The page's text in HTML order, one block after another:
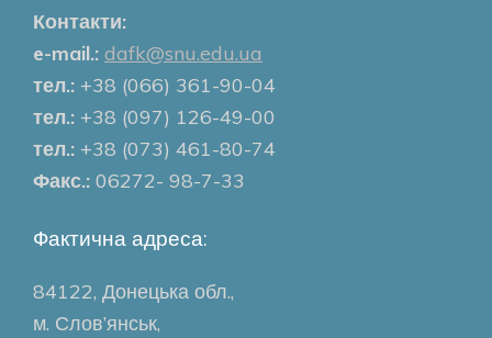
Контакти:
e-mail.: dafk@snu.edu.ua
тел.: +38 (066) 361-90-04
тел.: +38 (097) 126-49-00
тел.: +38 (073) 461-80-74
Факс.: 06272- 98-7-33
Фактична адреса:
84122, Донецька обл.,
м. Слов’янськ,